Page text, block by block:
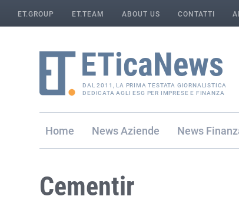
ET.GROUP ET.TEAM ABOUT US CONTATTI
DAL 2011, LA PRIMA TESTATA GIORNALISTICA
DEDICATA AGLI ESG PER IMPRESE E FINANZA
Home Aziende
Cementir